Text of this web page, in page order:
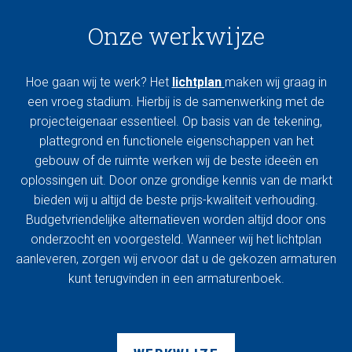
Onze werkwijze
Hoe gaan wij te werk? Het lichtplan maken wij graag in
een vroeg stadium. Hierbij is de samenwerking met de
projecteigenaar essentieel. Op basis van de tekening,
plattegrond en functionele eigenschappen van het
gebouw of de ruimte werken wij de beste ideeën en
oplossingen uit. Door onze grondige kennis van de markt
bieden wij u altijd de beste prijs-kwaliteit verhouding.
Budgetvriendelijke alternatieven worden altijd door ons
onderzocht en voorgesteld. Wanneer wij het lichtplan
aanleveren, zorgen wij ervoor dat u de gekozen armaturen
kunt terugvinden in een armaturenboek.